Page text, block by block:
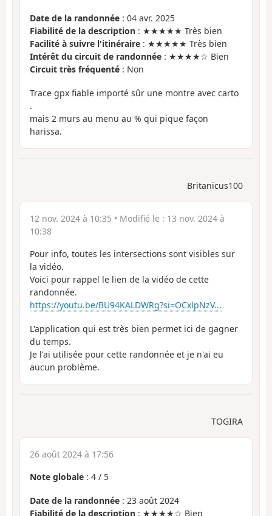
Date de la randonnée : 04 avr. 2025
Fiabilité de la description : ★★★★★ Très bien
Facilité à suivre l'itinéraire : ★★★★★ Très bien
Intérêt du circuit de randonnée : ★★★★☆ Bien
Circuit très fréquenté : Non
Trace gpx fiable importé sûr une montre avec carto
.
mais 2 murs au menu au % qui pique façon
harissa.
Britanicus100
12 nov. 2024 à 10:35 • Modifié le : 13 nov. 2024 à
10:38
Pour info, toutes les intersections sont visibles sur
la vidéo.
Voici pour rappel le lien de la vidéo de cette
randonnée.
https://youtu.be/BU94KALDWRg?si=OCxlpNzV...
L'application qui est très bien permet ici de gagner
du temps.
Je l'ai utilisée pour cette randonnée et je n'ai eu
aucun problème.
TOGIRA
26 août 2024 à 17:56
Note globale : 4 / 5
Date de la randonnée : 23 août 2024
Fiabilité de la description : ★★★★☆ Bien